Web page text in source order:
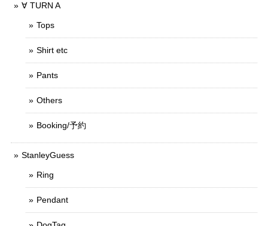
∀ TURN A
Tops
Shirt etc
Pants
Others
Booking/予約
StanleyGuess
Ring
Pendant